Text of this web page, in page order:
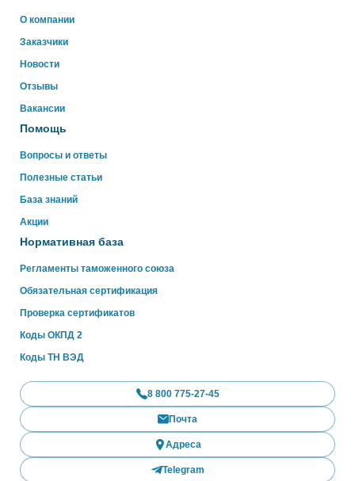
О компании
Заказчики
Новости
Отзывы
Вакансии
Помощь
Вопросы и ответы
Полезные статьи
База знаний
Акции
Нормативная база
Регламенты таможенного союза
Обязательная сертификация
Проверка сертификатов
Коды ОКПД 2
Коды ТН ВЭД
8 800 775-27-45
Почта
Адреса
Telegram
Здравствуйте!
Свяжитесь с нами через WhatsApp нажав на кнопку